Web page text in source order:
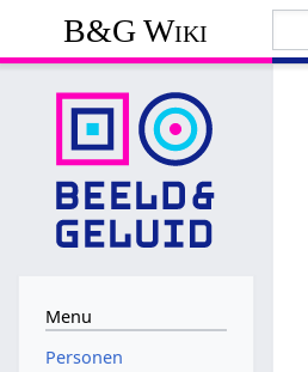
B&G Wiki
Menu
Personen